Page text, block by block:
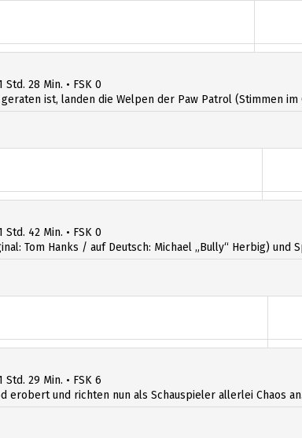
Std. 28 Min. • FSK 0
ist, landen die Welpen der Paw Patrol (Stimmen im
Std. 42 Min. • FSK 0
Tom Hanks / auf Deutsch: Michael „Bully“ Herbig) und
Std. 29 Min. • FSK 6
und richten nun als Schauspieler allerlei Chaos